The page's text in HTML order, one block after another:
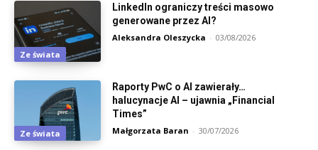
Ze świata
LinkedIn ograniczy treści masowo
generowane przez AI?
Aleksandra Oleszycka - 03/08/2026
Ze świata
Raporty PwC o AI zawierały…
halucynacje AI – ujawnia „Financial
Times”
Małgorzata Baran - 30/07/2026